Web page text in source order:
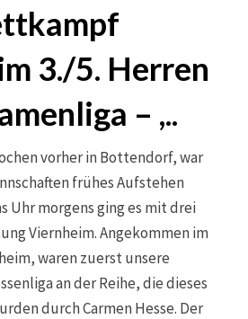
3./5. Herren
– ,..
vorher in Bottendorf, war
frühes Aufstehen
Uhr morgens ging es mit drei
Viernheim. Angekommen im
waren zuerst unsere
an der Reihe, die dieses
durch Carmen Hesse. Der